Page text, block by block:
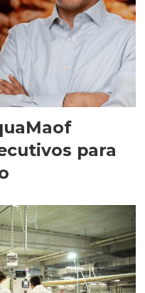
para